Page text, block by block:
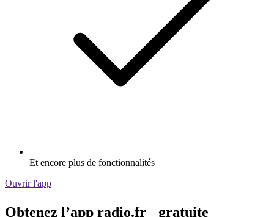
Et encore plus de fonctionnalités
Ouvrir l'app
Obtenez l’app radio.fr gratuite